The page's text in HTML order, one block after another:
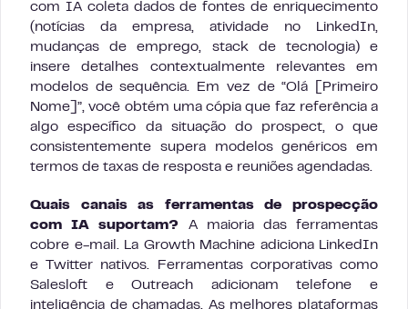
com IA coleta dados de fontes de enriquecimento
(notícias da empresa, atividade no LinkedIn,
mudanças de emprego, stack de tecnologia) e
insere detalhes contextualmente relevantes em
modelos de sequência. Em vez de “Olá [Primeiro
Nome]”, você obtém uma cópia que faz referência a
algo específico da situação do prospect, o que
consistentemente supera modelos genéricos em
termos de taxas de resposta e reuniões agendadas.
Quais canais as ferramentas de prospecção
com IA suportam? A maioria das ferramentas
cobre e-mail. La Growth Machine adiciona LinkedIn
e Twitter nativos. Ferramentas corporativas como
Salesloft e Outreach adicionam telefone e
inteligência de chamadas. As melhores plataformas